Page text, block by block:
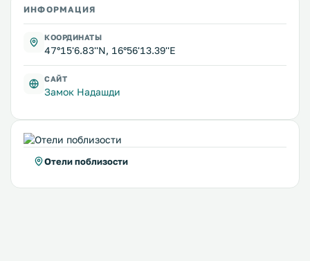
ИНФОРМАЦИЯ
КООРДИНАТЫ
47°15'6.83''N, 16°56'13.39''E
САЙТ
Замок Надашди
Отели поблизости